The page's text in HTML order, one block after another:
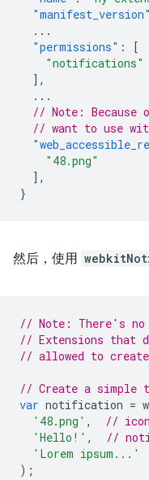
"manifest_version"
...
"permissions" :
[
"notifications"
],
...
// Note: Because
// want to use
"48.png"
],
}
然后，使用
// Note: There's
// Extensions that
// allowed to
// Create a
var notification =
'48.png' ,
//
'Hello!' ,
//
'Lorem ipsum...'
);